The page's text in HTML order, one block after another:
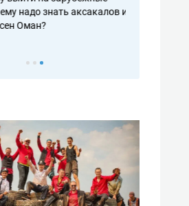
надо знать аксакалов и
Оман?